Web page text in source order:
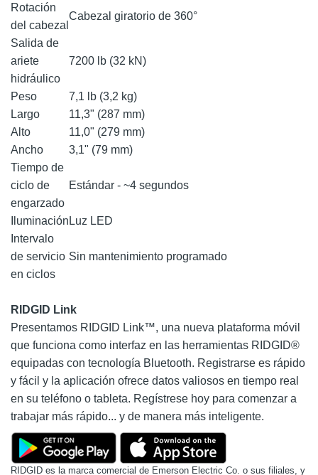
Rotación
del cabezal
Cabezal giratorio de 360°
Salida de
ariete
hidráulico
7200 lb (32 kN)
Peso
7,1 lb (3,2 kg)
Largo
11,3" (287 mm)
Alto
11,0" (279 mm)
Ancho
3,1" (79 mm)
Tiempo de
ciclo de
engarzado
Estándar - ~4 segundos
Iluminación Luz LED
Intervalo
de servicio
en ciclos
Sin mantenimiento programado
RIDGID Link
Presentamos RIDGID Link™, una nueva plataforma móvil
que funciona como interfaz en las herramientas RIDGID®
equipadas con tecnología Bluetooth. Registrarse es rápido
y fácil y la aplicación ofrece datos valiosos en tiempo real
en su teléfono o tableta. Regístrese hoy para comenzar a
trabajar más rápido... y de manera más inteligente.
RIDGID es la marca comercial de Emerson Electric Co. o sus filiales, y